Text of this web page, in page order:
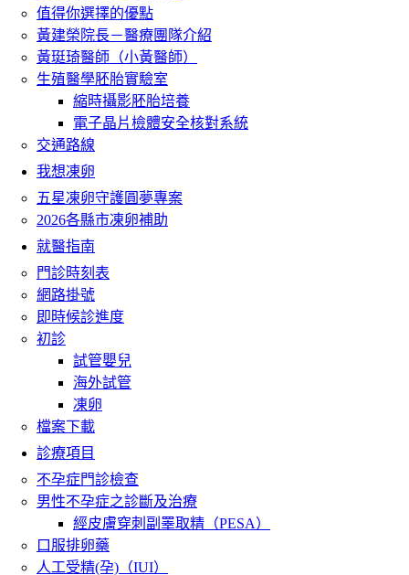
值得你選擇的優點
黃建榮院長－醫療團隊介紹
黃珽琦醫師（小黃醫師）
生殖醫學胚胎實驗室
縮時攝影胚胎培養
電子晶片檢體安全核對系統
交通路線
我想凍卵
五星凍卵守護圓夢專案
2026各縣市凍卵補助
就醫指南
門診時刻表
網路掛號
即時候診進度
初診
試管嬰兒
海外試管
凍卵
檔案下載
診療項目
不孕症門診檢查
男性不孕症之診斷及治療
經皮膚穿刺副睪取精（PESA）
口服排卵藥
人工受精(孕)（IUI）